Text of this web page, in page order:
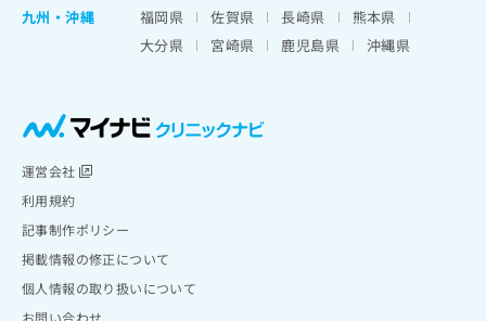
九州・沖縄
福岡県 佐賀県 長崎県
熊本県
大分県
宮崎県 鹿児島県 沖縄県
運営会社
利用規約
記事制作ポリシー
掲載情報の修正について
個人情報の取り扱いについて
お問い合わせ